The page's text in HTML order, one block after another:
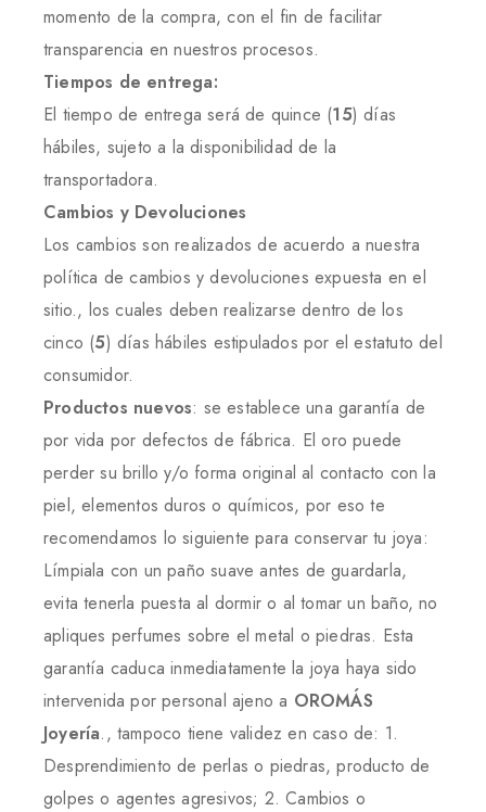
momento de la compra, con el fin de facilitar
transparencia en nuestros procesos.
Tiempos de entrega:
El tiempo de entrega será de quince (15) días
hábiles, sujeto a la disponibilidad de la
transportadora.
Cambios y Devoluciones
Los cambios son realizados de acuerdo a nuestra
política de cambios y devoluciones expuesta en el
sitio., los cuales deben realizarse dentro de los
cinco (5) días hábiles estipulados por el estatuto del
consumidor.
Productos nuevos: se establece una garantía de
por vida por defectos de fábrica. El oro puede
perder su brillo y/o forma original al contacto con la
piel, elementos duros o químicos, por eso te
recomendamos lo siguiente para conservar tu joya:
Límpiala con un paño suave antes de guardarla,
evita tenerla puesta al dormir o al tomar un baño, no
apliques perfumes sobre el metal o piedras. Esta
garantía caduca inmediatamente la joya haya sido
intervenida por personal ajeno a OROMÁS
Joyería., tampoco tiene validez en caso de: 1.
Desprendimiento de perlas o piedras, producto de
golpes o agentes agresivos; 2. Cambios o